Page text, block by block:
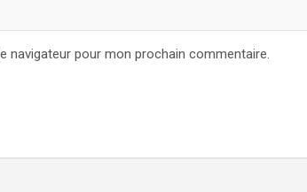
navigateur pour mon prochain commentaire.